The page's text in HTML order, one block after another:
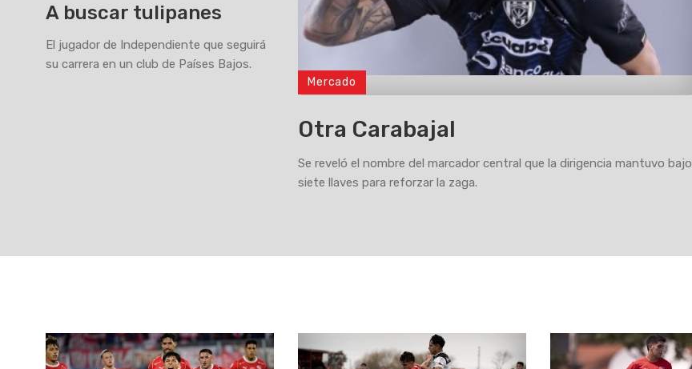
A buscar tulipanes
El jugador de Independiente que seguirá
su carrera en un club de Países Bajos.
Mercado
Otra Carabajal
Se reveló el nombre del marcador central que la dirigencia mantuvo bajo
siete llaves para reforzar la zaga.